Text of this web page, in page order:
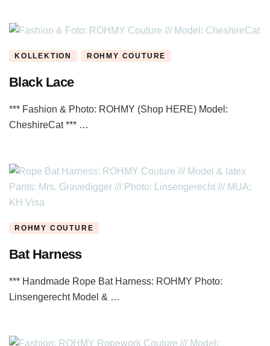
KOLLEKTION ROHMY COUTURE
Black Lace
*** Fashion & Photo: ROHMY (Shop HERE) Model:
CheshireCat *** …
ROHMY COUTURE
Bat Harness
*** Handmade Rope Bat Harness: ROHMY Photo:
Linsengerecht Model & …